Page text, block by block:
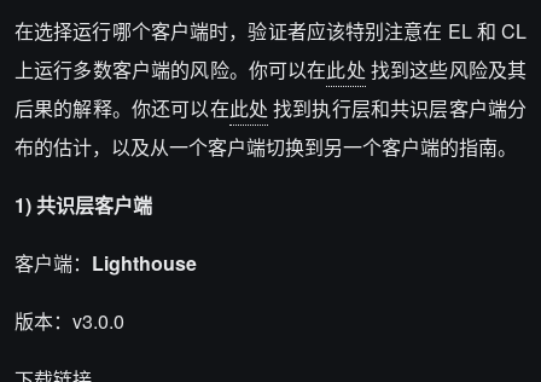
在选择运行哪个客户端时，验证者应该特别注意在 EL 和 CL
上运行多数客户端的风险。你可以在此处 找到这些风险及其
后果的解释。你还可以在此处 找到执行层和共识层客户端分
布的估计，以及从一个客户端切换到另一个客户端的指南。
1) 共识层客户端
客户端： Lighthouse
版本：v3.0.0